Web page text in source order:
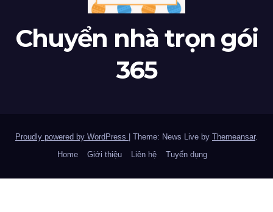
Chuyển nhà trọn gói
365
Proudly powered by WordPress Theme: News Live by Themeansar.
Home
Giới thiệu Liên hệ Tuyển dụng